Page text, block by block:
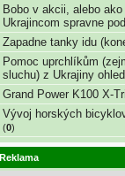
Bobo v akcii, alebo
Ukrajincom spravne
Zapadne tanky idu
Pomoc uprchlíkům
sluchu) z Ukrajiny
Grand Power K100 X-
Vývoj horských
(0)
Reklama